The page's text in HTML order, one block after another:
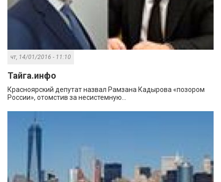
чт, 14/01/2016 - 11:10
Тайга.инфо
Красноярский депутат назвал Рамзана Кадырова «позором
России», отомстив за несистемную...